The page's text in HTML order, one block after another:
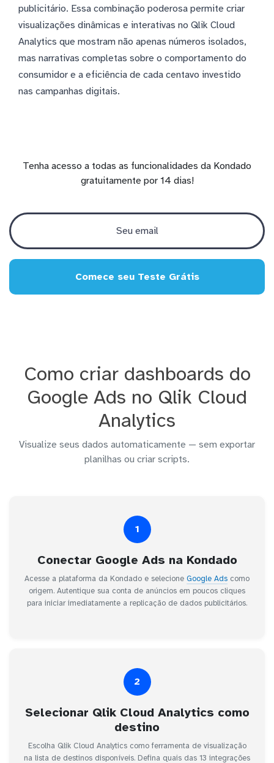
publicitário. Essa combinação poderosa permite criar
visualizações dinâmicas e interativas no Qlik Cloud
Analytics que mostram não apenas números isolados,
mas narrativas completas sobre o comportamento do
consumidor e a eficiência de cada centavo investido
nas campanhas digitais.
Tenha acesso a todas as funcionalidades da Kondado
gratuitamente por 14 dias!
Comece seu Teste Grátis
Como criar dashboards do
Google Ads no Qlik Cloud
Analytics
Visualize seus dados automaticamente — sem exportar
planilhas ou criar scripts.
1
Conectar Google Ads na Kondado
Acesse a plataforma da Kondado e selecione Google Ads como
origem. Autentique sua conta de anúncios em poucos cliques
para iniciar imediatamente a replicação de dados publicitários.
2
Selecionar Qlik Cloud Analytics como
destino
Escolha Qlik Cloud Analytics como ferramenta de visualização
na lista de destinos disponíveis. Defina quais das 13 integrações